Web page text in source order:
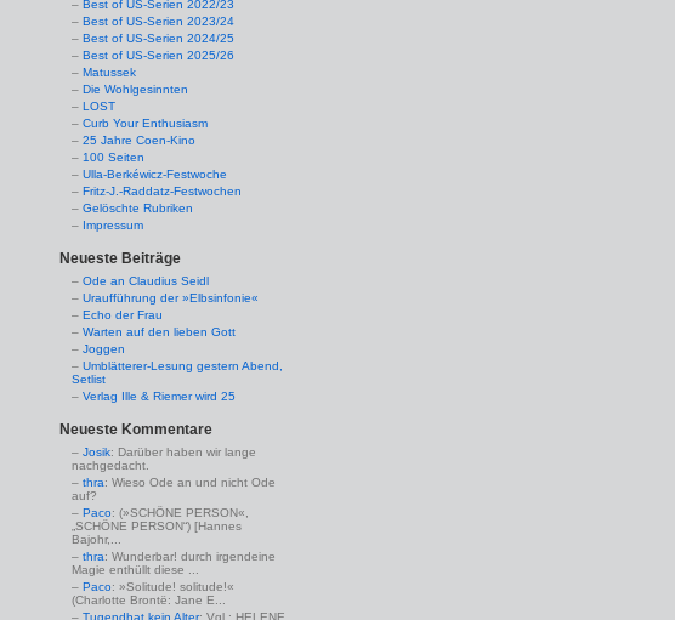
Best of US-Serien 2022/23
Best of US-Serien 2023/24
Best of US-Serien 2024/25
Best of US-Serien 2025/26
Matussek
Die Wohlgesinnten
LOST
Curb Your Enthusiasm
25 Jahre Coen-Kino
100 Seiten
Ulla-Berkéwicz-Festwoche
Fritz-J.-Raddatz-Festwochen
Gelöschte Rubriken
Impressum
Neueste Beiträge
Ode an Claudius Seidl
Uraufführung der »Elbsinfonie«
Echo der Frau
Warten auf den lieben Gott
Joggen
Umblätterer-Lesung gestern Abend,
Setlist
Verlag Ille & Riemer wird 25
Neueste Kommentare
Josik: Darüber haben wir lange
nachgedacht.
thra: Wieso Ode an und nicht Ode
auf?
Paco: (»SCHÖNE PERSON«,
„SCHÖNE PERSON“) [Hannes
Bajohr,...
thra: Wunderbar! durch irgendeine
Magie enthüllt diese ...
Paco: »Solitude! solitude!«
(Charlotte Brontë: Jane E...
Tugendhat kein Alter: Vgl.: HELENE